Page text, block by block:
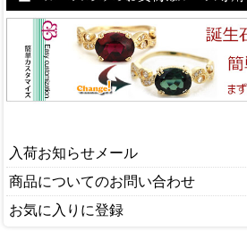
入荷お知らせメール
商品についてのお問い合わせ
お気に入りに登録